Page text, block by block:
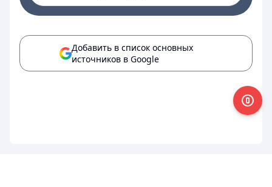
Добавить в список основных
источников в Google